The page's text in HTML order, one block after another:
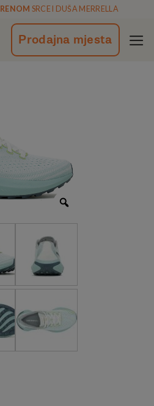
SRCE I DUŠA MERRELLA
Prodajna mjesta